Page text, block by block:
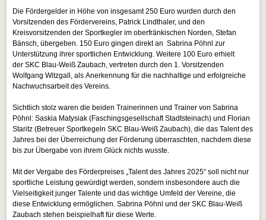
Die Fördergelder in Höhe von insgesamt 250 Euro wurden durch den
Vorsitzenden des Fördervereins, Patrick Lindthaler, und den
Kreisvorsitzenden der Sportkegler im oberfränkischen Norden, Stefan
Bänsch, übergeben. 150 Euro gingen direkt an Sabrina Pöhnl zur
Unterstützung ihrer sportlichen Entwicklung. Weitere 100 Euro erhielt
der SKC Blau-Weiß Zaubach, vertreten durch den 1. Vorsitzenden
Wolfgang Witzgall, als Anerkennung für die nachhaltige und erfolgreiche
Nachwuchsarbeit des Vereins.
Sichtlich stolz waren die beiden Trainerinnen und Trainer von Sabrina
Pöhnl: Saskia Matysiak (Faschingsgesellschaft Stadtsteinach) und Florian
Staritz (Betreuer Sportkegeln SKC Blau-Weiß Zaubach), die das Talent des
Jahres bei der Überreichung der Förderung überraschten, nachdem diese
bis zur Übergabe von ihrem Glück nichts wusste.
Mit der Vergabe des Förderpreises „Talent des Jahres 2025“ soll nicht nur
sportliche Leistung gewürdigt werden, sondern insbesondere auch die
Vielseitigkeit junger Talente und das wichtige Umfeld der Vereine, die
diese Entwicklung ermöglichen. Sabrina Pöhnl und der SKC Blau-Weiß
Zaubach stehen beispielhaft für diese Werte.